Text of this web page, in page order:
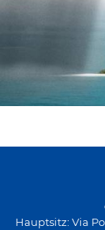
Hauptsitz: Via